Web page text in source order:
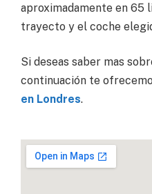
aproximadamente en 65
trayecto y el coche
Si deseas saber mas
continuación te
en Londres.